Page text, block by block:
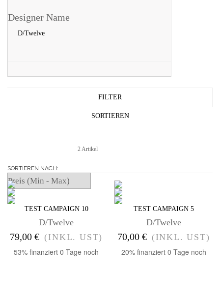
Designer Name
D/Twelve
FILTER
SORTIEREN
2 Artikel
SORTIEREN NACH
TEST CAMPAIGN 10
D/Twelve
79,00 € (INKL. UST)
53% finanziert 0 Tage noch
TEST CAMPAIGN 5
D/Twelve
70,00 € (INKL. UST)
20% finanziert 0 Tage noch